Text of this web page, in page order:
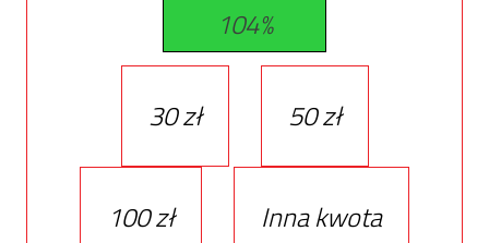
104%
30 zł 50 zł
100 zł Inna kwota